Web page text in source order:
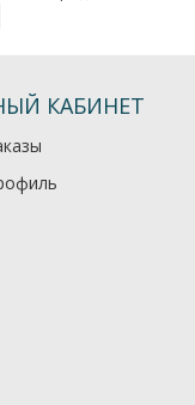
КАБИНЕТ